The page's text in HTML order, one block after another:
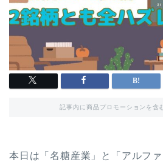
記事内に商品プロモーションを含
本日は「名糖産業」と「アルフ